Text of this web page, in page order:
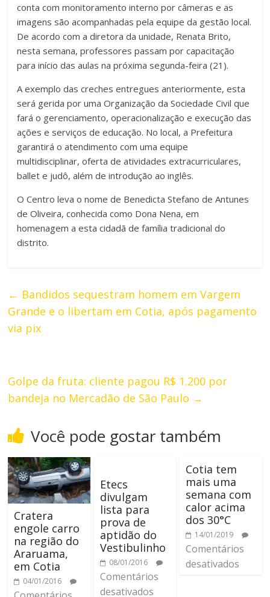
conta com monitoramento interno por câmeras e as
imagens são acompanhadas pela equipe da gestão local.
De acordo com a diretora da unidade, Renata Brito,
nesta semana, professores passam por capacitação
para início das aulas na próxima segunda-feira (21).
A exemplo das creches entregues anteriormente, esta
será gerida por uma Organização da Sociedade Civil que
fará o gerenciamento, operacionalização e execução das
ações e serviços de educação. No local, a Prefeitura
garantirá o atendimento com uma equipe
multidisciplinar, oferta de atividades extracurriculares,
ballet e judô, além de introdução ao inglês.
O Centro leva o nome de Benedicta Stefano de Antunes
de Oliveira, conhecida como Dona Nena, em
homenagem a esta cidadã de família tradicional do
distrito.
← Bandidos sequestram homem em Vargem
Grande e o libertam em Cotia, após pagamento
via pix
Golpe da fruta: cliente pagou R$ 1.200 por
bandeja no Mercadão de São Paulo →
Você pode gostar também
Cratera
engole carro
na região do
Araruama,
em Cotia
04/01/2016
Etecs
divulgam
lista para
prova de
aptidão do
Vestibulinho
08/01/2016
Comentários
desativados
Cotia tem
mais uma
semana com
calor acima
dos 30°C
14/01/2019
Comentários
desativados